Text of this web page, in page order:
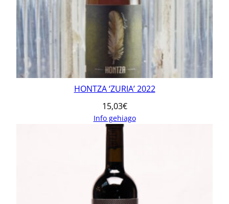
HONTZA ‘ZURIA’ 2022
15,03€
Info gehiago